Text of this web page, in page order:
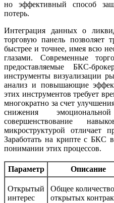
но эффективный способ
потерь.
Интеграция данных о
торговую панель позволяет
быстрее и точнее, имея всю
глазами. Современные
предоставляемые БКС-
инструменты визуализации
анализ и повышающие
этих инструментов требует
многократно за счет
снижения
совершенствование
микроструктурой отличает
Заработать на крипте с БКС
понимании этих процессов.
Параметр Описание
Открытый
интерес
Общее количество
открытых